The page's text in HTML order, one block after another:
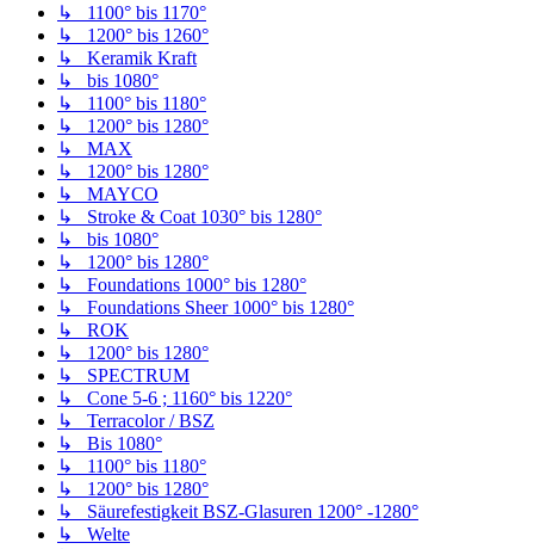
↳ 1100° bis 1170°
↳ 1200° bis 1260°
↳ Keramik Kraft
↳ bis 1080°
↳ 1100° bis 1180°
↳ 1200° bis 1280°
↳ MAX
↳ 1200° bis 1280°
↳ MAYCO
↳ Stroke & Coat 1030° bis 1280°
↳ bis 1080°
↳ 1200° bis 1280°
↳ Foundations 1000° bis 1280°
↳ Foundations Sheer 1000° bis 1280°
↳ ROK
↳ 1200° bis 1280°
↳ SPECTRUM
↳ Cone 5-6 ; 1160° bis 1220°
↳ Terracolor / BSZ
↳ Bis 1080°
↳ 1100° bis 1180°
↳ 1200° bis 1280°
↳ Säurefestigkeit BSZ-Glasuren 1200° -1280°
↳ Welte